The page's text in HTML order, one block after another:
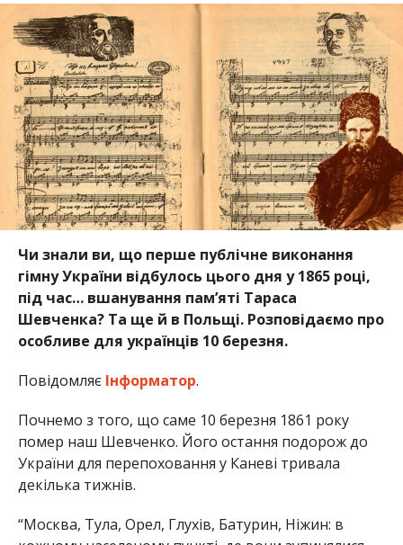
Чи знали ви, що перше публічне виконання
гімну України відбулось цього дня у 1865 році,
під час… вшанування пам’яті Тараса
Шевченка? Та ще й в Польщі. Розповідаємо про
особливе для українців 10 березня.
Повідомляє Інформатор.
Почнемо з того, що саме 10 березня 1861 року
помер наш Шевченко. Його остання подорож до
України для перепоховання у Каневі тривала
декілька тижнів.
“Москва, Тула, Орел, Глухів, Батурин, Ніжин: в